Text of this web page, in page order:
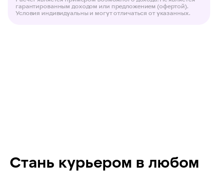
гарантированным доходом или предложением (офертой).
Условия индивидуальны и могут отличаться от указанных.
Стань курьером в любом
Без опыта
Велокурьер